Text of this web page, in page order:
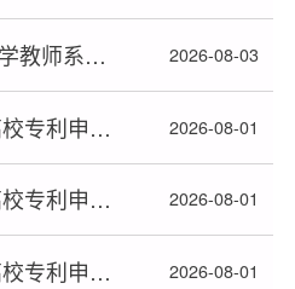
2025年宿州市取得中小学教师系列高级专业技术资格人员名单 2026-08-03
2026年08月01日湖北高校专利申请授权量排名大数据分析报告 2026-08-01
2026年08月01日中国高校专利申请授权量排名大数据报告 2026-08-01
2026年08月01日湖北高校专利申请授权统计大数据报告(按地市) 2026-08-01